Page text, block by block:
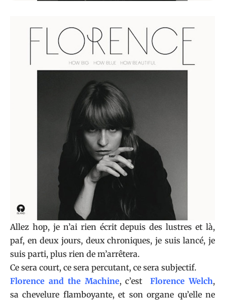
Allez hop, je n’ai rien écrit depuis des lustres et là,
paf, en deux jours, deux chroniques, je suis lancé, je
suis parti, plus rien de m’arrêtera.
Ce sera court, ce sera percutant, ce sera subjectif.
Florence and the Machine, c’estFlorence Welch,
sa chevelure flamboyante, et son organe qu’elle ne